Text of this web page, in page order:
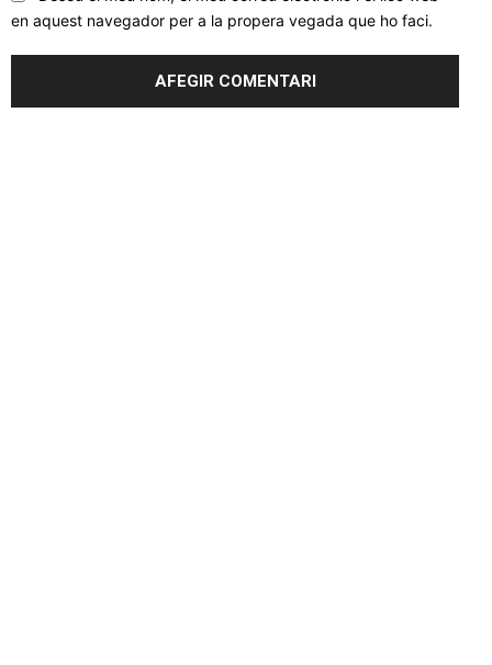
en aquest navegador per a la propera vegada que ho faci.